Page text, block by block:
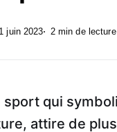
juin 2023 2 min de lecture
sport qui
attire de